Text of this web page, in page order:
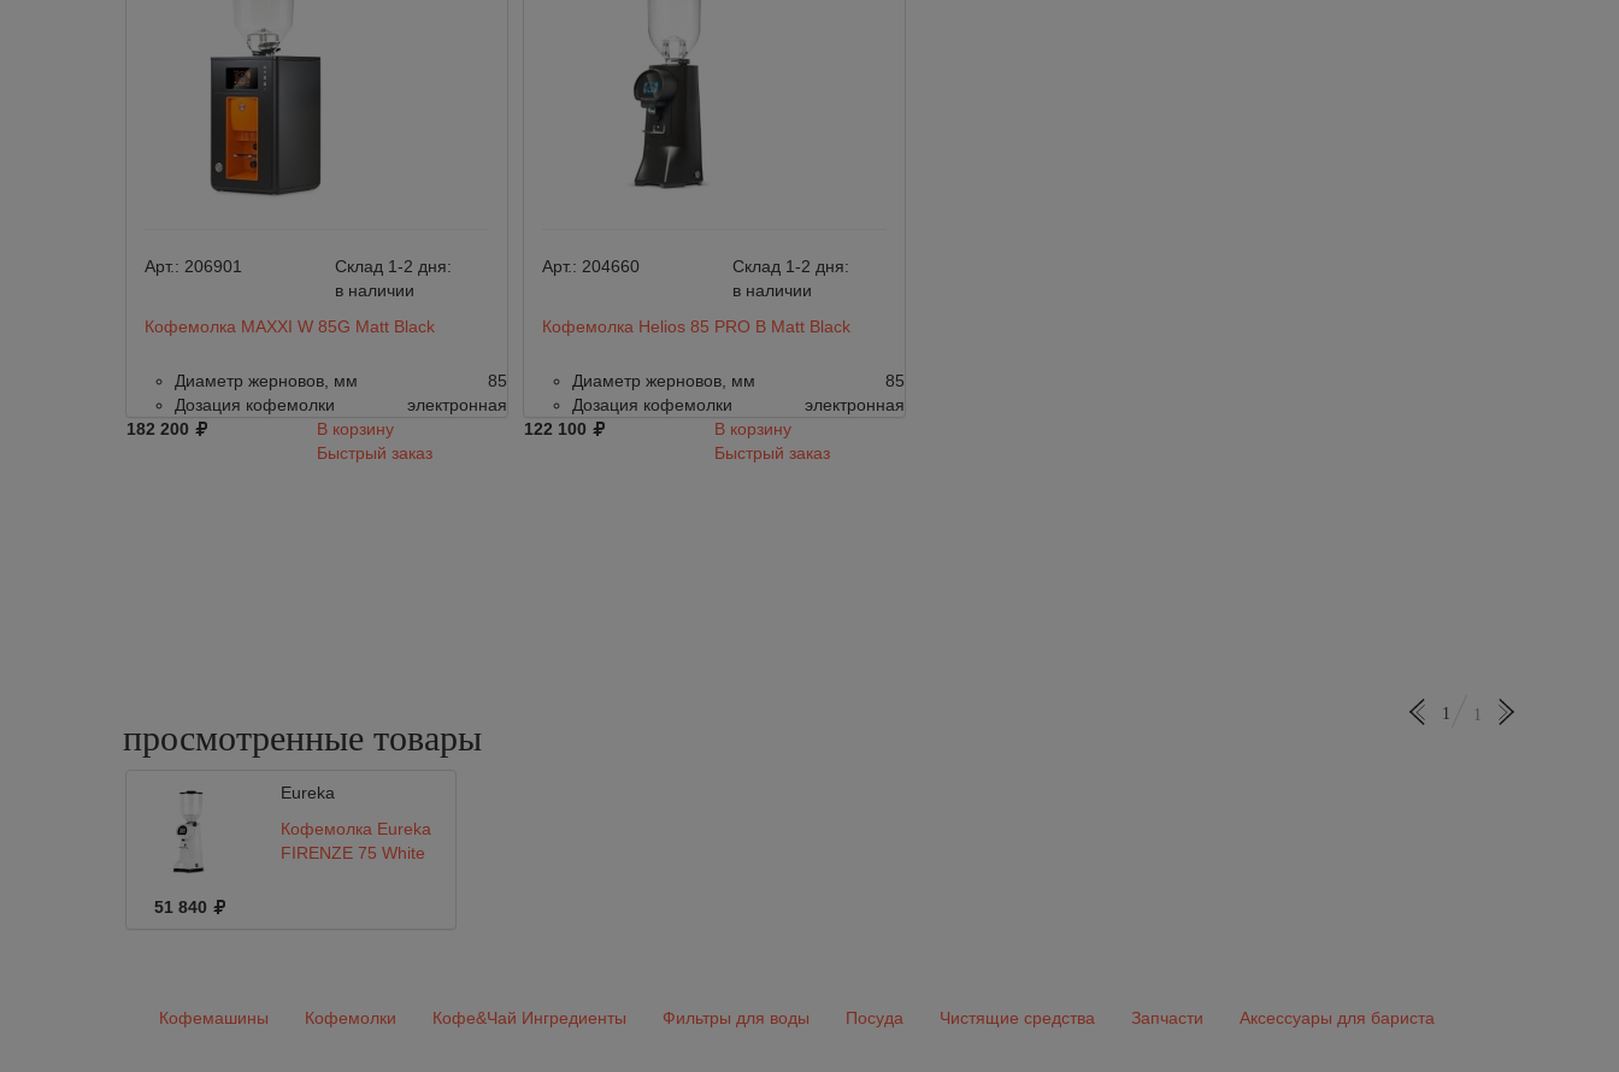
Арт.: 206901
Склад 1-2 дня:
в наличии
Кофемолка MAXXI W 85G Matt Black
Диаметр жерновов, мм
85
Дозация кофемолки
электронная
182 200
В корзину
Быстрый заказ
Арт.: 204660
Склад 1-2 дня:
в наличии
Кофемолка Helios 85 PRO B Matt Black
Диаметр жерновов, мм
85
Дозация кофемолки
электронная
122 100
В корзину
Быстрый заказ
просмотренные товары
1 1
Eureka
Кофемолка Eureka
FIRENZE 75 White
51 840
Кофемашины Кофемолки Кофе&Чай Ингредиенты Фильтры для воды Посуда Чистящие средства Запчасти Аксессуары для бариста